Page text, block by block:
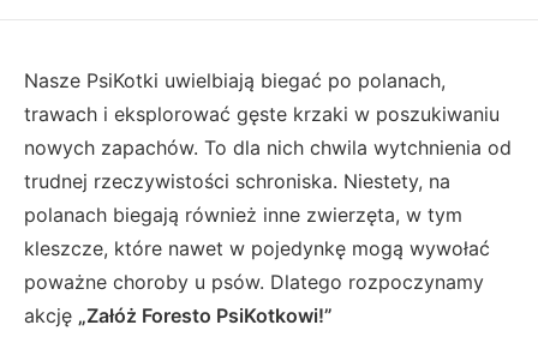
Nasze PsiKotki uwielbiają biegać po polanach,
trawach i eksplorować gęste krzaki w poszukiwaniu
nowych zapachów. To dla nich chwila wytchnienia od
trudnej rzeczywistości schroniska. Niestety, na
polanach biegają również inne zwierzęta, w tym
kleszcze, które nawet w pojedynkę mogą wywołać
poważne choroby u psów. Dlatego rozpoczynamy
akcję „Załóż Foresto PsiKotkowi!”